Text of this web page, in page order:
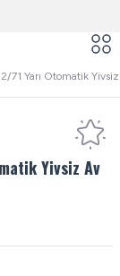
71 Yarı Otomatik
Yivsiz Av